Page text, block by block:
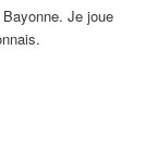
Je joue